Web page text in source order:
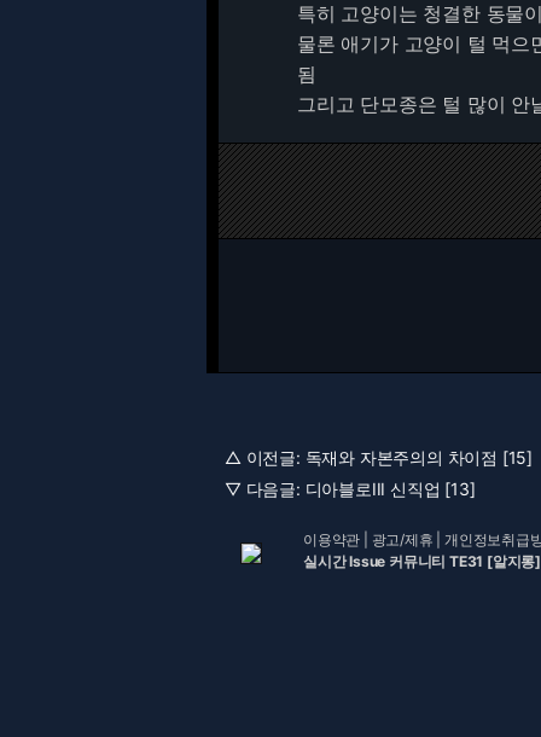
특히 고양이는 청결한 동물
물론 애기가 고양이 털 먹으
됨
그리고 단모종은 털 많이 안
△ 이전글: 독재와 자본주의의 차이점 [15]
▽ 다음글: 디아블로III 신직업 [13]
이용약관 광고/제휴 |개인정보취급
실시간 Issue 커뮤니티 TE31 [알지